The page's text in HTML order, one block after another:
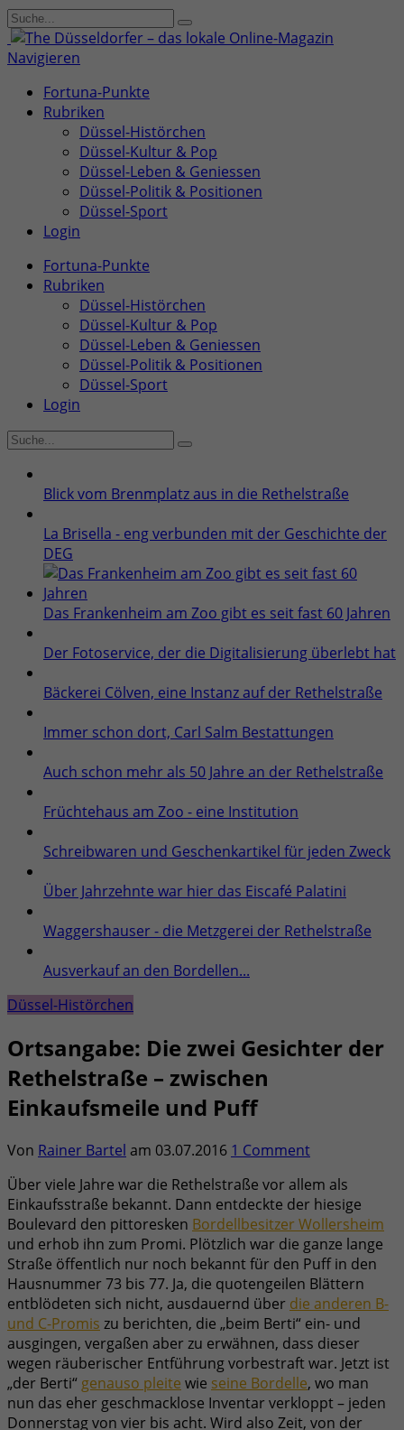
Navigieren
Fortuna-Punkte
Rubriken
Düssel-Histörchen
Düssel-Kultur & Pop
Düssel-Leben & Geniessen
Düssel-Politik & Positionen
Düssel-Sport
Login
Fortuna-Punkte
Rubriken
Düssel-Histörchen
Düssel-Kultur & Pop
Düssel-Leben & Geniessen
Düssel-Politik & Positionen
Düssel-Sport
Login
Blick vom Brenmplatz aus in die Rethelstraße
La Brisella - eng verbunden mit der Geschichte der
DEG
Das Frankenheim am Zoo gibt es seit fast 60 Jahren
Der Fotoservice, der die Digitalisierung überlebt hat
Bäckerei Cölven, eine Instanz auf der Rethelstraße
Immer schon dort, Carl Salm Bestattungen
Auch schon mehr als 50 Jahre an der Rethelstraße
Früchtehaus am Zoo - eine Institution
Schreibwaren und Geschenkartikel für jeden Zweck
Über Jahrzehnte war hier das Eiscafé Palatini
Waggershauser - die Metzgerei der Rethelstraße
Ausverkauf an den Bordellen...
Düssel-Histörchen
Ortsangabe: Die zwei Gesichter der
Rethelstraße – zwischen
Einkaufsmeile und Puff
Von Rainer Bartel am 03.07.2016 1 Comment
Über viele Jahre war die Rethelstraße vor allem als
Einkaufsstraße bekannt. Dann entdeckte der hiesige
Boulevard den pittoresken Bordellbesitzer Wollersheim
und erhob ihn zum Promi. Plötzlich war die ganze lange
Straße öffentlich nur noch bekannt für den Puff in den
Hausnummer 73 bis 77. Ja, die quotengeilen Blättern
entblödeten sich nicht, ausdauernd über die anderen B-
und C-Promis zu berichten, die „beim Berti“ ein- und
ausgingen, vergaßen aber zu erwähnen, dass dieser
wegen räuberischer Entführung vorbestraft war. Jetzt ist
„der Berti“ genauso pleite wie seine Bordelle, wo man
nun das eher geschmacklose Inventar verkloppt – jeden
Donnerstag von vier bis acht. Wird also Zeit, von der